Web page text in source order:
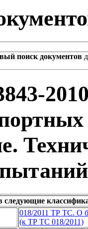
поиск документов
следующие
018/2011 ТР ТС. О
(к ТР ТС 018/2011)